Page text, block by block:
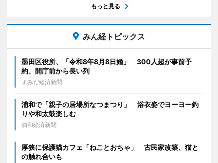
もっと見る
みん経トピックス
墨田区役所、「令和8年8月8日婚」 300人超が事前予
約、開庁前から長い列
すみだ経済新聞
浦和で「親子の居場所なつまつり」 浴衣姿でヨーヨー釣
りや和太鼓楽しむ
浦和経済新聞
厚狭に保護猫カフェ「ねことおちゃ」 古民家改築、猫と
の触れ合いも